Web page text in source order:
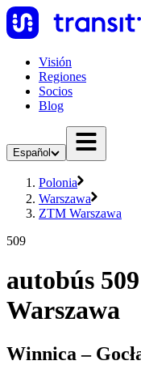
Visión
Regiones
Socios
Blog
Español
Polonia
Warszawa
ZTM Warszawa
509
autobús
Warszawa
Winnica –